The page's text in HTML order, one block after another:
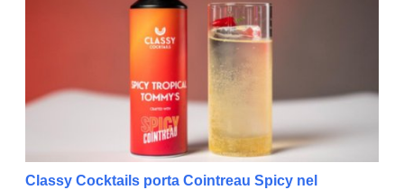
Classy Cocktails porta Cointreau Spicy nel